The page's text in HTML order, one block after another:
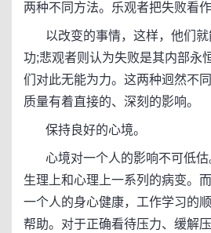
两种不同方法。乐观者把失败看
以改变的事情，这样，他们就
功;悲观者则认为失败是其内部永
们对此无能为力。这两种迥然不
质量有着直接的、深刻的影响。
保持良好的心境。
心境对一个人的影响不可低估
生理上和心理上一系列的病变。
一个人的身心健康，工作学习的
帮助。对于正确看待压力、缓解